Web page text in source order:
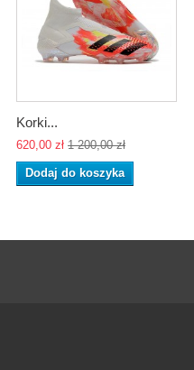
Korki...
620,00 zł 1 200,00 zł
Dodaj do koszyka